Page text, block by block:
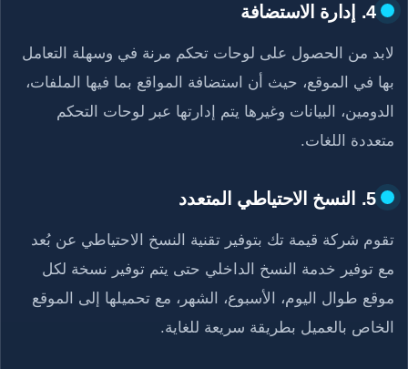
4. إدارة الاستضافة
لابد من الحصول على لوحات تحكم مرنة في وسهلة التعامل
بها في الموقع، حيث أن استضافة المواقع بما فيها الملفات،
الدومين، البيانات وغيرها يتم إدارتها عبر لوحات التحكم
متعددة اللغات.
5. النسخ الاحتياطي المتعدد
تقوم شركة قيمة تك بتوفير تقنية النسخ الاحتياطي عن بُعد
مع توفير خدمة النسخ الداخلي حتى يتم توفير نسخة لكل
موقع طوال اليوم، الأسبوع، الشهر، مع تحميلها إلى الموقع
الخاص بالعميل بطريقة سريعة للغاية.